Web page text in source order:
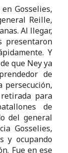
Gosselies,
Reille,
Al llegar,
presentaron
Y
que Ney ya
de
persecución,
para
de
del general
Gosselies,
y ocupando
Fue en ese